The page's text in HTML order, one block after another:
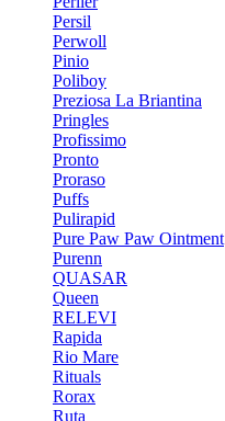
Persil
Perwoll
Pinio
Poliboy
Preziosa La Briantina
Pringles
Profissimo
Pronto
Proraso
Puffs
Pulirapid
Pure Paw Paw Ointment
Purenn
QUASAR
Queen
RELEVI
Rapida
Rio Mare
Rituals
Rorax
Ruta